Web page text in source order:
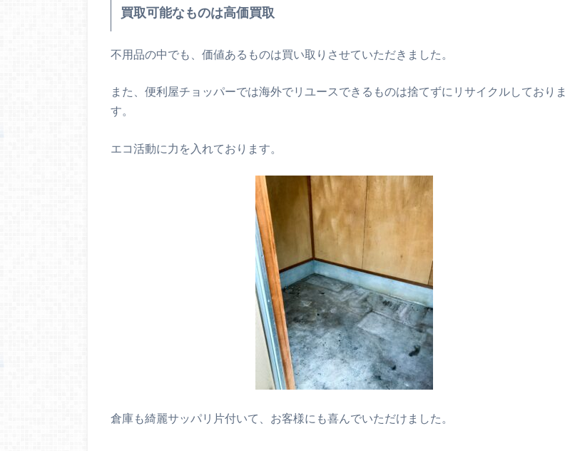
買取可能なものは高価買取
不用品の中でも、価値あるものは買い取りさせていただきました。
また、便利屋チョッパーでは海外でリユースできるものは捨てずにリサイクルしておりま
す。
エコ活動に力を入れております。
倉庫も綺麗サッパリ片付いて、お客様にも喜んでいただけました。